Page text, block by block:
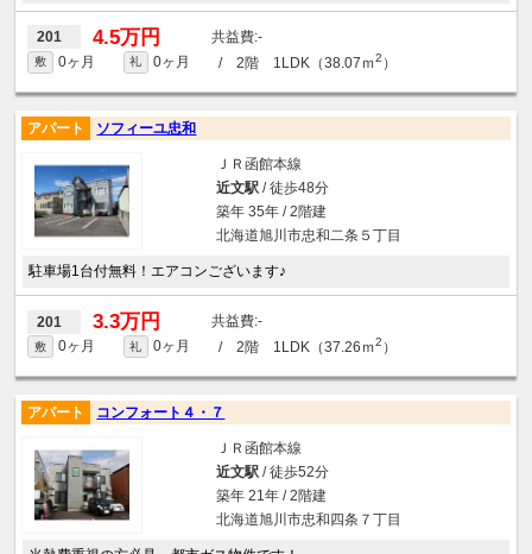
201 4.5万円 -
敷 0ヶ月 礼 0ヶ月 / 2階 1LDK（38.07ｍ2 ）
アパート ソフィーユ忠和
ＪＲ函館本線
近文駅/ 徒歩48分
築年 35年 / 2階建
北海道旭川市忠和二条５丁目
駐車場1台付無料！エアコンございます♪
201 3.3万円 -
敷 0ヶ月 礼 0ヶ月 / 2階 1LDK（37.26ｍ2 ）
アパート コンフォート４・７
ＪＲ函館本線
近文駅/ 徒歩52分
築年 21年 / 2階建
北海道旭川市忠和四条７丁目